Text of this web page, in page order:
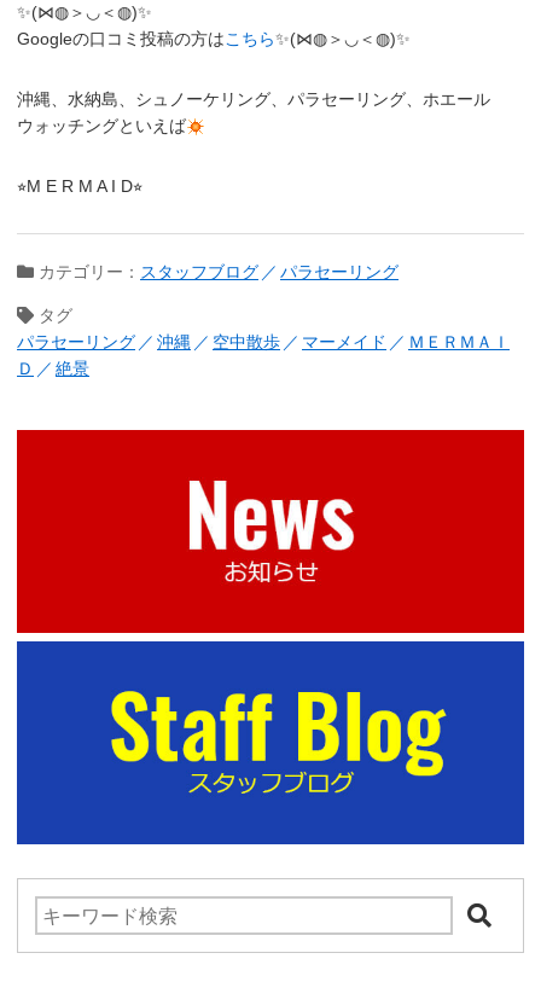
✨(⋈◍＞◡＜◍)✨
Googleの口コミ投稿の方はこちら✨(⋈◍＞◡＜◍)✨
沖縄、水納島、シュノーケリング、パラセーリング、ホエール
ウォッチングといえば
⭐︎M E R M A I D⭐︎
カテゴリー： スタッフブログ パラセーリング
タグ
パラセーリング
沖縄 空中散歩 マーメイド
ＭＥＲＭＡＩ
Ｄ
絶景